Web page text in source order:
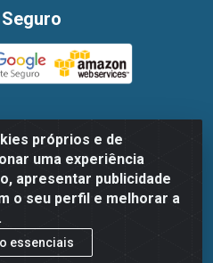
próprios e de
uma experiência
apresentar publicidade
o seu perfil e melhorar a
essenciais
LTDA - Avenida
Moraes, 1048- Imbiribeira,
- CNPJ 30.779.584/0003-78